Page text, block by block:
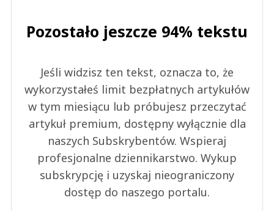
Pozostało jeszcze 94% tekstu
Jeśli widzisz ten tekst, oznacza to, że
wykorzystałeś limit bezpłatnych artykułów
w tym miesiącu lub próbujesz przeczytać
artykuł premium, dostępny wyłącznie dla
naszych Subskrybentów. Wspieraj
profesjonalne dziennikarstwo. Wykup
subskrypcję i uzyskaj nieograniczony
dostęp do naszego portalu.